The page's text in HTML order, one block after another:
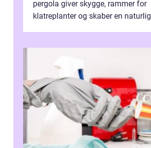
pergola giver skygge, rammer for
klatreplanter og skaber en naturlig